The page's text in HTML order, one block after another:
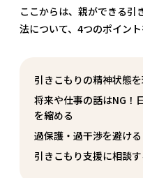
ここからは、親ができる引
法について、4つのポイント
引きこもりの精神状態
将来や仕事の話はNG！
を縮める
過保護・過干渉を避ける
引きこもり支援に相談す